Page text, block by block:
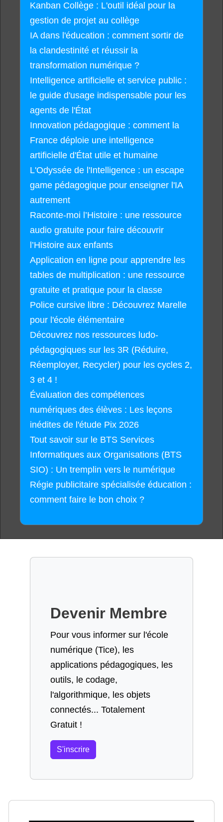
Kanban Collège : L'outil idéal pour la
gestion de projet au collège
IA dans l'éducation : comment sortir de
la clandestinité et réussir la
transformation numérique ?
Intelligence artificielle et service public :
le guide d'usage indispensable pour les
agents de l'État
Innovation pédagogique : comment la
France déploie une intelligence
artificielle d'État utile et humaine
L'Odyssée de l'Intelligence : un escape
game pédagogique pour enseigner l'IA
autrement
Raconte-moi l’Histoire : une ressource
audio gratuite pour faire découvrir
l’Histoire aux enfants
Application en ligne pour apprendre les
tables de multiplication : une ressource
gratuite et pratique pour la classe
Police cursive libre : Découvrez Marelle
pour l'école élémentaire
Découvrez nos ressources ludo-
pédagogiques sur les 3R (Réduire,
Réemployer, Recycler) pour les cycles 2,
3 et 4 !
Évaluation des compétences
numériques des élèves : Les leçons
inédites de l'étude Pix 2026
Tout savoir sur le BTS Services
Informatiques aux Organisations (BTS
SIO) : Un tremplin vers le numérique
Régie publicitaire spécialisée éducation :
comment faire le bon choix ?
Devenir Membre
Pour vous informer sur l'école
numérique (Tice), les
applications pédagogiques, les
outils, le codage,
l'algorithmique, les objets
connectés... Totalement
Gratuit !
S'inscrire